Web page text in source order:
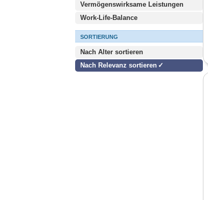
Vermögenswirksame Leistungen
Work-Life-Balance
SORTIERUNG
Nach Alter sortieren
Nach Relevanz sortieren